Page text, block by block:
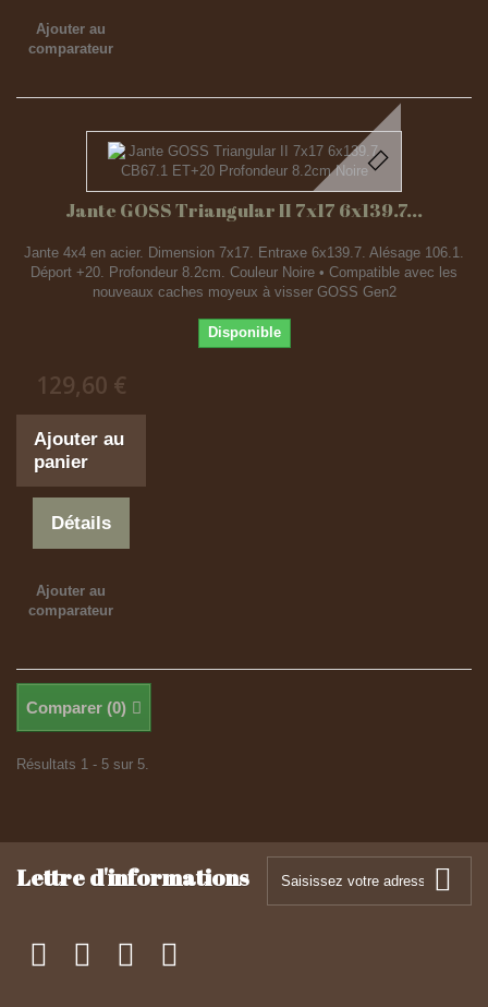
Ajouter au
comparateur
Jante GOSS Triangular II 7x17 6x139.7...
Jante 4x4 en acier. Dimension 7x17. Entraxe 6x139.7. Alésage 106.1.
Déport +20. Profondeur 8.2cm. Couleur Noire • Compatible avec les
nouveaux caches moyeux à visser GOSS Gen2
Disponible
129,60 €
Ajouter au
panier
Détails
Ajouter au
comparateur
Comparer (0)
Résultats 1 - 5 sur 5.
Lettre d'informations